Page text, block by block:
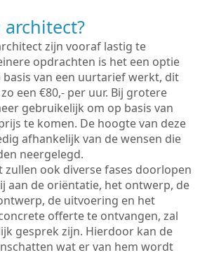
zijn vooraf lastig te
opdrachten is het een optie
van een uurtarief werkt, dit
een €80,- per uur. Bij grotere
gebruikelijk om op basis van
te komen. De hoogte van deze
afhankelijk van de wensen die
neergelegd.
zullen ook diverse fases doorlopen
aan de oriëntatie, het ontwerp, de
de uitvoering en het
offerte te ontvangen, zal
gesprek zijn. Hierdoor kan de
wat er van hem wordt